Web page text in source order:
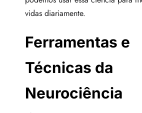
vidas diariamente.
Ferramentas e
Técnicas da
Neurociência